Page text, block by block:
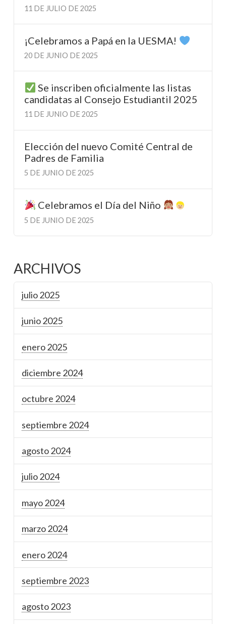
11 DE JULIO DE 2025
¡Celebramos a Papá en la UESMA!
20 DE JUNIO DE 2025
Se inscriben oficialmente las listas
candidatas al Consejo Estudiantil 2025
11 DE JUNIO DE 2025
Elección del nuevo Comité Central de
Padres de Familia
5 DE JUNIO DE 2025
Celebramos el Día del Niño
5 DE JUNIO DE 2025
ARCHIVOS
julio 2025
junio 2025
enero 2025
diciembre 2024
octubre 2024
septiembre 2024
agosto 2024
julio 2024
mayo 2024
marzo 2024
enero 2024
septiembre 2023
agosto 2023